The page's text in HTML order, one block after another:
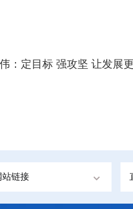
：定目标 强攻坚 让发展
站链接